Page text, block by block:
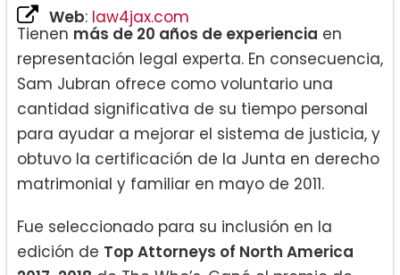
Web: law4jax.com
Tienen más de 20 años de experiencia en
representación legal experta. En consecuencia,
Sam Jubran ofrece como voluntario una
cantidad significativa de su tiempo personal
para ayudar a mejorar el sistema de justicia, y
obtuvo la certificación de la Junta en derecho
matrimonial y familiar en mayo de 2011.
Fue seleccionado para su inclusión en la
edición de Top Attorneys of North America